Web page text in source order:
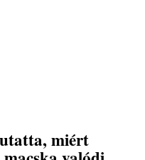
miért